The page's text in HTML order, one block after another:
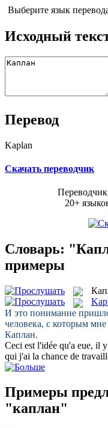
Выберите язык
Исходный
Перевод
Kaplan
Скачать переводчик
20+
Словарь:
примеры
И это понимание
человека, с которым
Каплан.
Ceci est l'idée qu'a eue, il
qui j'ai la chance de
Примеры
"каплан"